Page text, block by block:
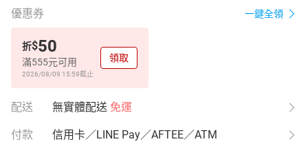
優惠券 一鍵全領
折$50
滿555元可用
2026/08/09 15:59截止
領取
配送 無實體配送 免運
付款 信用卡／LINE Pay／AFTEE／ATM